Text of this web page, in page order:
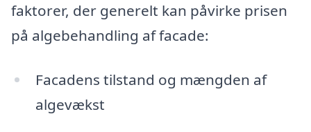
faktorer, der generelt kan påvirke prisen
på algebehandling af facade:
Facadens tilstand og mængden af
algevækst